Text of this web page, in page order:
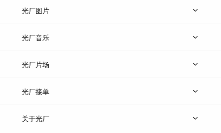
上传视频
光厂图片
上传图片
光厂音乐
热门音乐
光厂片场
上传案例
光厂接单
上架服务
关于光厂